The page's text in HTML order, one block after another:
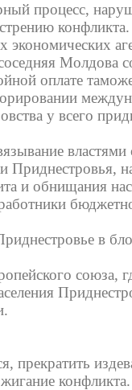
процесс,
конфликта.
Молдова
оплате
у всего
Приднестровья,
и обнищания
в
союза,
конфликта.